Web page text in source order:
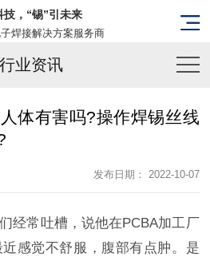
技，“锡”引未来
焊接解决方案服务商
行业资讯
体有害吗?操作焊锡丝线
发布日期： 2022-10-07
经常吐槽，说他在PCBA加工厂
感觉不舒服，腹部有点肿。是